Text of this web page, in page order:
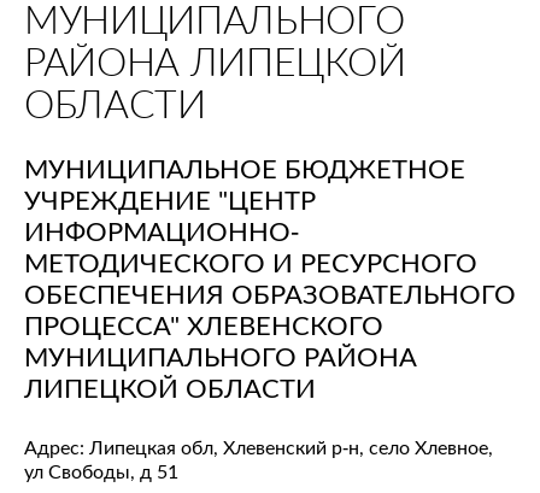
МУНИЦИПАЛЬНОГО
РАЙОНА ЛИПЕЦКОЙ
ОБЛАСТИ
МУНИЦИПАЛЬНОЕ БЮДЖЕТНОЕ
УЧРЕЖДЕНИЕ "ЦЕНТР
ИНФОРМАЦИОННО-
МЕТОДИЧЕСКОГО И РЕСУРСНОГО
ОБЕСПЕЧЕНИЯ ОБРАЗОВАТЕЛЬНОГО
ПРОЦЕССА" ХЛЕВЕНСКОГО
МУНИЦИПАЛЬНОГО РАЙОНА
ЛИПЕЦКОЙ ОБЛАСТИ
Адрес: Липецкая обл, Хлевенский р-н, село Хлевное,
ул Свободы, д 51